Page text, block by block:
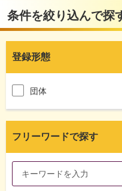
条件を絞り込んで探
登録形態
団体
フリーワードで探す